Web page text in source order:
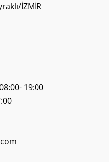
İZMİR
08:00- 19:00